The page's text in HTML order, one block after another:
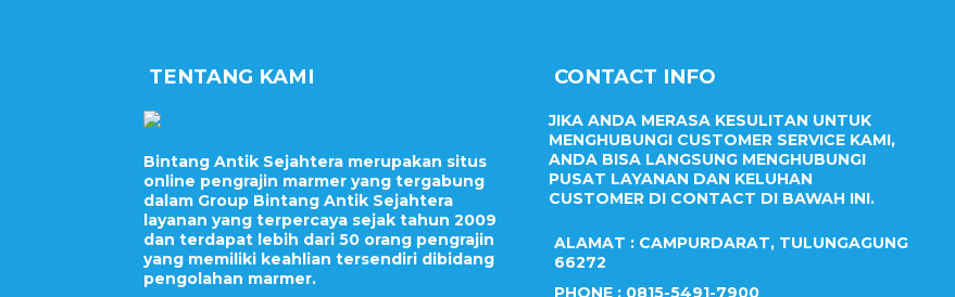
TENTANG KAMI
Bintang Antik Sejahtera merupakan situs
online pengrajin marmer yang tergabung
dalam Group Bintang Antik Sejahtera
layanan yang terpercaya sejak tahun 2009
dan terdapat lebih dari 50 orang pengrajin
yang memiliki keahlian tersendiri dibidang
pengolahan marmer.
CONTACT INFO
JIKA ANDA MERASA KESULITAN UNTUK
MENGHUBUNGI CUSTOMER SERVICE KAMI,
ANDA BISA LANGSUNG MENGHUBUNGI
PUSAT LAYANAN DAN KELUHAN
CUSTOMER DI CONTACT DI BAWAH INI.
ALAMAT : CAMPURDARAT, TULUNGAGUNG
66272
PHONE : 0815-5491-7900